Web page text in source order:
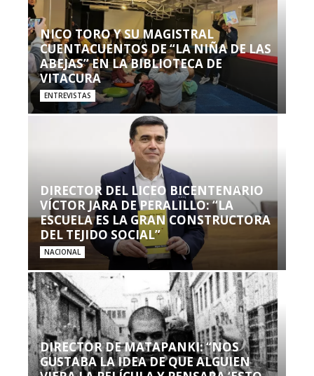
NICO TORO Y SU MAGISTRAL
CUENTACUENTOS DE “LA NIÑA DE LAS
ABEJAS” EN LA BIBLIOTECA DE
VITACURA
ENTREVISTAS
DIRECTOR DEL LICEO BICENTENARIO
VÍCTOR JARA DE PERALILLO: “LA
ESCUELA ES LA GRAN CONSTRUCTORA
DEL TEJIDO SOCIAL”
NACIONAL
DIRECTOR DE MATAPANKI: “NOS
GUSTABA LA IDEA DE QUE ALGUIEN